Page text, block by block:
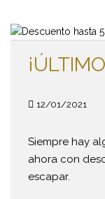
12/01/2021
Siempre hay
ahora con
escapar.